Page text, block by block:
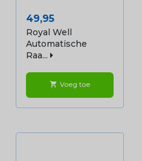
Prijs
49,95
Royal Well
Automatische
Raa...
shopping_cart Voeg toe